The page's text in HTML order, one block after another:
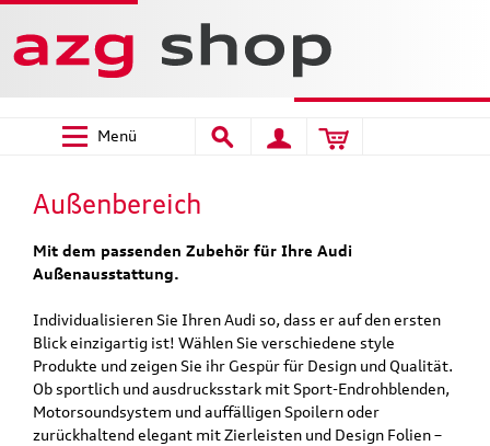
Menü
Außenbereich
Mit dem passenden Zubehör für Ihre Audi
Außenausstattung.
Individualisieren Sie Ihren Audi so, dass er auf den ersten
Blick einzigartig ist! Wählen Sie verschiedene style
Produkte und zeigen Sie ihr Gespür für Design und Qualität.
Ob sportlich und ausdrucksstark mit Sport-Endrohblenden,
Motorsoundsystem und auffälligen Spoilern oder
zurückhaltend elegant mit Zierleisten und Design Folien –